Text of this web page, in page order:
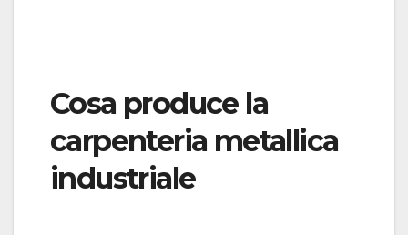
Cosa produce la
carpenteria metallica
industriale